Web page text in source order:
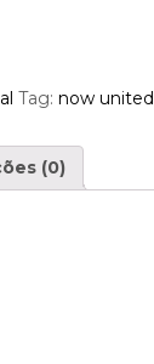
Tag: now united
(0)